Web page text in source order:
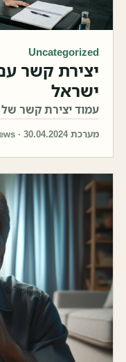
Uncategorized
יצירת קשר
ישראל
עמוד יצירת קשר
מערכת HealthNews · 30.04.2024